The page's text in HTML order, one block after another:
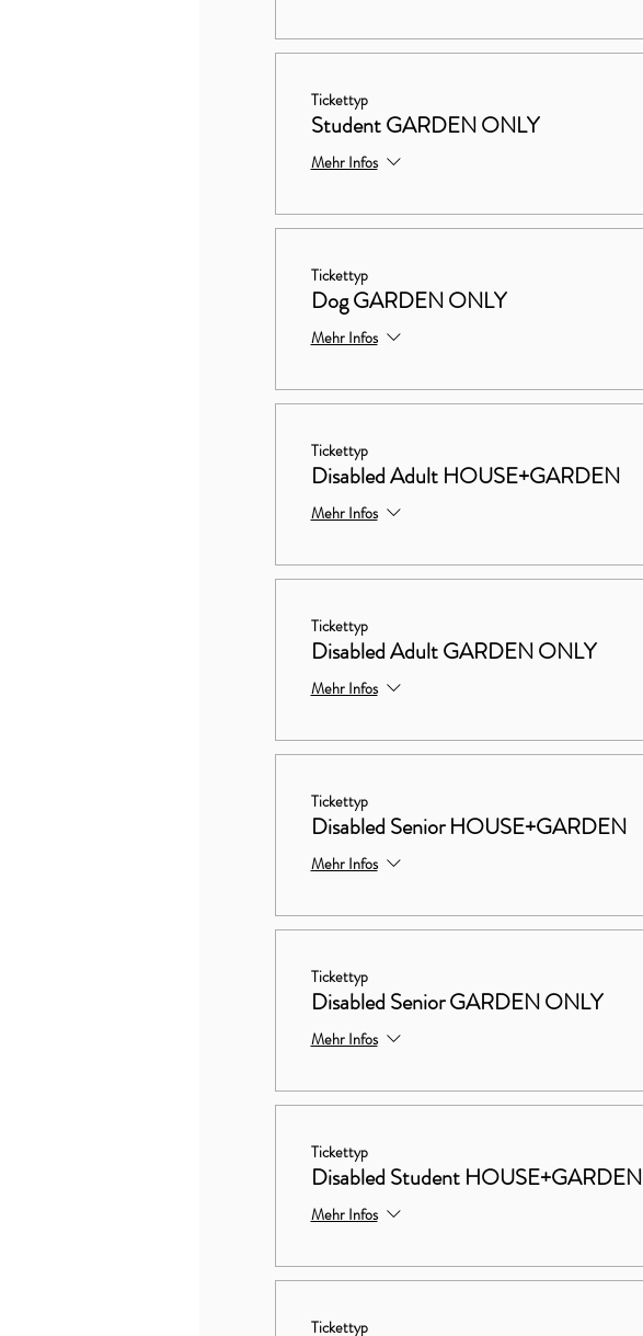
Tickettyp
Student GARDEN ONLY
Mehr Infos
Tickettyp
Dog GARDEN ONLY
Mehr Infos
Tickettyp
Disabled Adult HOUSE+GARDEN
Mehr Infos
Tickettyp
Disabled Adult GARDEN ONLY
Mehr Infos
Tickettyp
Disabled Senior HOUSE+GARDEN
Mehr Infos
Tickettyp
Disabled Senior GARDEN ONLY
Mehr Infos
Tickettyp
Disabled Student HOUSE+GARDEN
Mehr Infos
Tickettyp